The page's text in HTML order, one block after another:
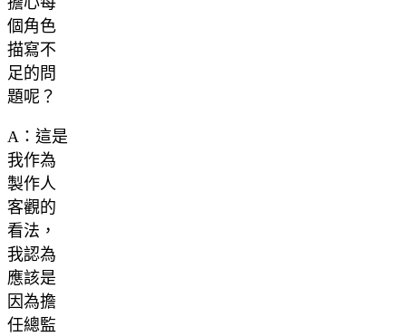
個角色
描寫不
足的問
題呢？
A：這是
我作為
製作人
客觀的
看法，
我認為
應該是
因為擔
任總監